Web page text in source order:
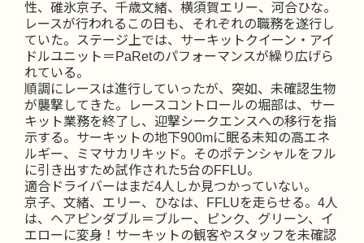
性、碓氷京子、千歳文緒、横須賀エリー、河合ひな。
レースが行われるこの日も、それぞれの職務を遂行し
ていた。ステージ上では、サーキットクイーン・アイ
ドルユニット＝PaRetのパフォーマンスが繰り広げら
れている。
順調にレースは進行していったが、突如、未確認生物
が襲撃してきた。レースコントロールの堀部は、サー
キット業務を終了し、迎撃シークエンスへの移行を指
示する。サーキットの地下900mに眠る未知の高エネ
ルギー、ミマサカリキッド。そのポテンシャルをフル
に引き出すため試作された5台のFFLU。
適合ドライバーはまだ4人しか見つかっていない。
京子、文緒、エリー、ひなは、FFLUを走らせる。4人
は、ヘアピンダブル＝ブルー、ピンク、グリーン、イ
エローに変身！サーキットの観客やスタッフを未確認